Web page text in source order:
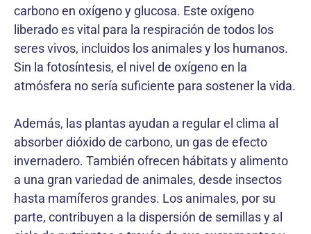
carbono en oxígeno y glucosa. Este oxígeno
liberado es vital para la respiración de todos los
seres vivos, incluidos los animales y los humanos.
Sin la fotosíntesis, el nivel de oxígeno en la
atmósfera no sería suficiente para sostener la vida.
Además, las plantas ayudan a regular el clima al
absorber dióxido de carbono, un gas de efecto
invernadero. También ofrecen hábitats y alimento
a una gran variedad de animales, desde insectos
hasta mamíferos grandes. Los animales, por su
parte, contribuyen a la dispersión de semillas y al